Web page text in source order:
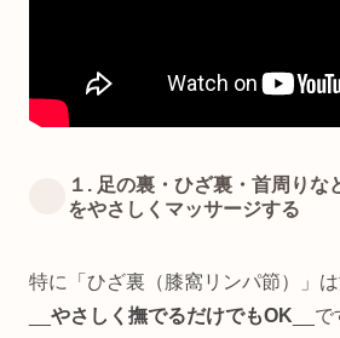
１. 足の裏・ひざ裏・首周りな
をやさしくマッサージする
特に「ひざ裏（膝窩リンパ節）」は
やさしく撫でるだけでもOK __で